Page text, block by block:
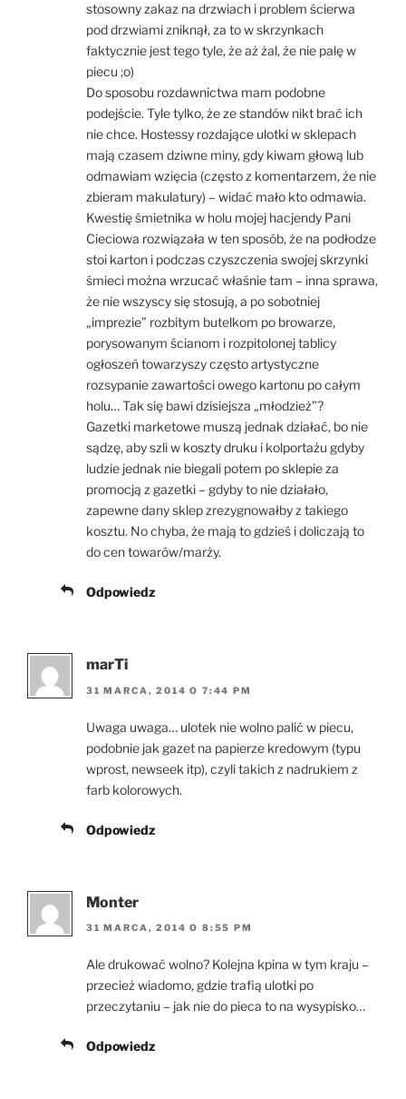
stosowny zakaz na drzwiach i problem ścierwa
pod drzwiami zniknął, za to w skrzynkach
faktycznie jest tego tyle, że aż żal, że nie palę w
piecu ;o)
Do sposobu rozdawnictwa mam podobne
podejście. Tyle tylko, że ze standów nikt brać ich
nie chce. Hostessy rozdające ulotki w sklepach
mają czasem dziwne miny, gdy kiwam głową lub
odmawiam wzięcia (często z komentarzem, że nie
zbieram makulatury) – widać mało kto odmawia.
Kwestię śmietnika w holu mojej hacjendy Pani
Cieciowa rozwiązała w ten sposób, że na podłodze
stoi karton i podczas czyszczenia swojej skrzynki
śmieci można wrzucać właśnie tam – inna sprawa,
że nie wszyscy się stosują, a po sobotniej
„imprezie” rozbitym butelkom po browarze,
porysowanym ścianom i rozpitolonej tablicy
ogłoszeń towarzyszy często artystyczne
rozsypanie zawartości owego kartonu po całym
holu… Tak się bawi dzisiejsza „młodzież”?
Gazetki marketowe muszą jednak działać, bo nie
sądzę, aby szli w koszty druku i kolportażu gdyby
ludzie jednak nie biegali potem po sklepie za
promocją z gazetki – gdyby to nie działało,
zapewne dany sklep zrezygnowałby z takiego
kosztu. No chyba, że mają to gdzieś i doliczają to
do cen towarów/marży.
Odpowiedz
marTi
31 MARCA, 2014 O 7:44 PM
Uwaga uwaga… ulotek nie wolno palić w piecu,
podobnie jak gazet na papierze kredowym (typu
wprost, newseek itp), czyli takich z nadrukiem z
farb kolorowych.
Odpowiedz
Monter
31 MARCA, 2014 O 8:55 PM
Ale drukować wolno? Kolejna kpina w tym kraju –
przecież wiadomo, gdzie trafią ulotki po
przeczytaniu – jak nie do pieca to na wysypisko…
Odpowiedz